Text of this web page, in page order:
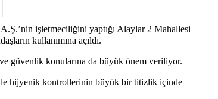
SPOR KULÜBÜ FUTBOLCULARINA
işletmeciliğini yaptığı Alaylar 2 Mahallesi
kullanımına açıldı.
güvenlik konularına da büyük önem veriliyor.
hijyenik kontrollerinin büyük bir titizlik içinde